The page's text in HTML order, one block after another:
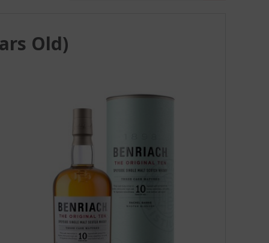
Old)